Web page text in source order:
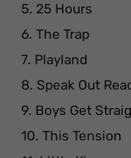
5. 25 Hours
6. The Trap
7. Playland
8. Speak Out
9. Boys Get
10. This Tension